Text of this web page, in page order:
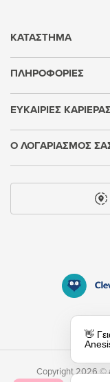
ΚΑΤΑΣΤΗΜΑ
ΠΛΗΡΟΦΟΡΙΕΣ
ΕΥΚΑΙΡΙΕΣ ΚΑΡΙΕΡΑΣ
Ο ΛΟΓΑΡΙΑΣΜΟΣ
Copyright 2026 ©
👋